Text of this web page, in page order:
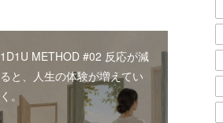
1D1U METHOD #02 反応が減
ると、人生の体験が増えてい
く。